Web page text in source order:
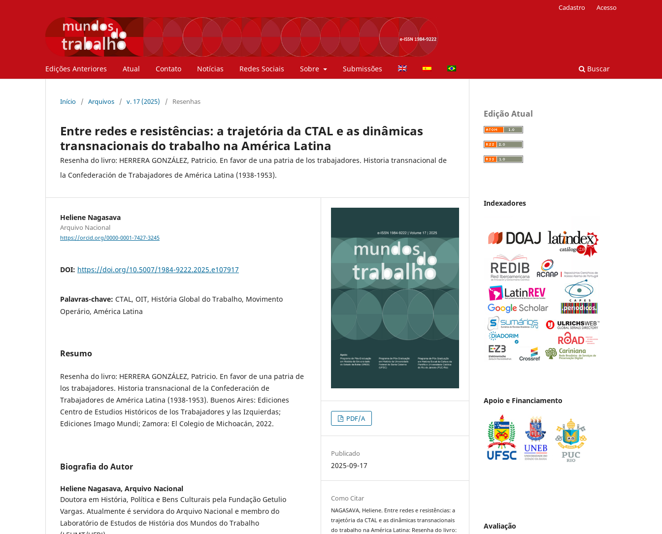
Edições Anteriores Atual Contato Notícias Redes Sociais Sobre Submissões Buscar
Cadastro Acesso
Início / Arquivos / v. 17 (2025) / Resenhas
Entre redes e resistências: a trajetória da CTAL e as dinâmicas
transnacionais do trabalho na América Latina
Resenha do livro: HERRERA GONZÁLEZ, Patricio. En favor de una patria de los trabajadores. Historia transnacional de
la Confederación de Trabajadores de América Latina (1938-1953).
Heliene Nagasava
Arquivo Nacional
https://orcid.org/0000-0001-7427-3245
DOI: https://doi.org/10.5007/1984-9222.2025.e107917
Palavras-chave: CTAL, OIT, História Global do Trabalho, Movimento
Operário, América Latina
Resumo
Resenha do livro: HERRERA GONZÁLEZ, Patricio. En favor de una patria de
los trabajadores. Historia transnacional de la Confederación de
Trabajadores de América Latina (1938-1953). Buenos Aires: Ediciones
Centro de Estudios Históricos de los Trabajadores y las Izquierdas;
Ediciones Imago Mundi; Zamora: El Colegio de Michoacán, 2022.
Biografia do Autor
Heliene Nagasava, Arquivo Nacional
Doutora em História, Política e Bens Culturais pela Fundação Getulio
Vargas. Atualmente é servidora do Arquivo Nacional e membro do
Laboratório de Estudos de História dos Mundos do Trabalho
PDF/A
Publicado
2025-09-17
Como Citar
NAGASAVA, Heliene. Entre redes e resistências: a
trajetória da CTAL e as dinâmicas transnacionais
do trabalho na América Latina: Resenha do livro:
Edição Atual
Indexadores
Apoio e Financiamento
Avaliação